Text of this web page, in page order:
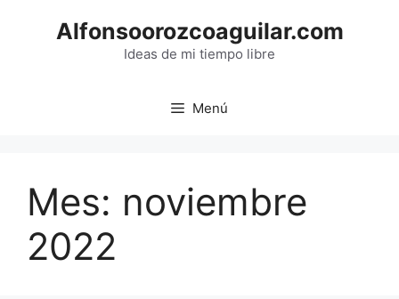
Alfonsoorozcoaguilar.com
Ideas de mi tiempo libre
Menú
Mes: noviembre
2022